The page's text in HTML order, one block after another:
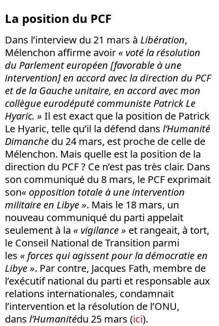
La position du PCF
Dans l’interview du 21 mars à Libération,
Mélenchon affirme avoir « voté la résolution
du Parlement européen [favorable à une
intervention] en accord avec la direction du PCF
et de la Gauche unitaire, en accord avec mon
collègue eurodéputé communiste Patrick Le
Hyaric. » Il est exact que la position de Patrick
Le Hyaric, telle qu’il la défend dans l’Humanité
Dimanche du 24 mars, est proche de celle de
Mélenchon. Mais quelle est la position de la
direction du PCF ? Ce n’est pas très clair. Dans
son communiqué du 8 mars, le PCF exprimait
son« opposition totale à une intervention
militaire en Libye ». Mais le 18 mars, un
nouveau communiqué du parti appelait
seulement à la « vigilance » et rangeait, à tort,
le Conseil National de Transition parmi
les « forces qui agissent pour la démocratie en
Libye ». Par contre, Jacques Fath, membre de
l’exécutif national du parti et responsable aux
relations internationales, condamnait
l’intervention et la résolution de l’ONU,
dans l’Humanitédu 25 mars (ici).